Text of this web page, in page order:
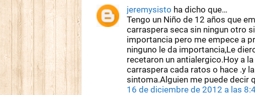
jeremysisto ha dicho que…
Tengo un Niño de 12 años que
carraspera seca sin ningun otro
importancia pero me empece a
ninguno le da importancia,Le
recetaron un antialergico.Hoy a
carraspera cada ratos o hace .y
sintoma.Alguien me puede decir
16 de diciembre de 2012 a las